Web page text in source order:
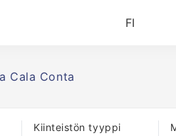
FI
Cala Conta
Kiinteistön tyyppi